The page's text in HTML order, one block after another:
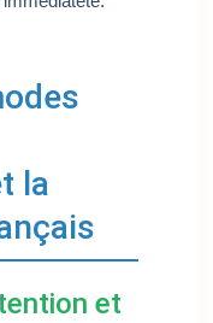
la
et